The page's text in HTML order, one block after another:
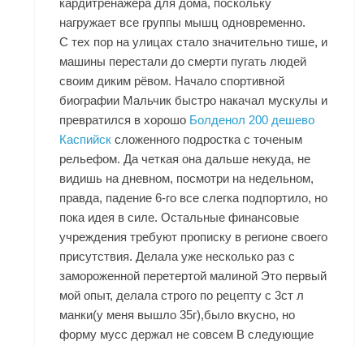
кардитренажера для дома, поскольку
нагружает все группы мышц одновременно.
С тех пор на улицах стало значительно тише, и
машины перестали до смерти пугать людей
своим диким рёвом. Начало спортивной
биографии Мальчик быстро накачал мускулы и
превратился в хорошо Болденол 200 дешево
Каспийск сложенного подростка с точеным
рельефом. Да четкая она дальше некуда, не
видишь на дневном, посмотри на недельном,
правда, падение 6-го все слегка подпортило, но
пока идея в силе. Остальные финансовые
учреждения требуют прописку в регионе своего
присутствия. Делала уже несколько раз с
замороженной перетертой малиной Это первый
мой опыт, делала строго по рецепту с 3ст л
манки(у меня вышло 35г),было вкусно, но
форму мусс держал не совсем В следующие